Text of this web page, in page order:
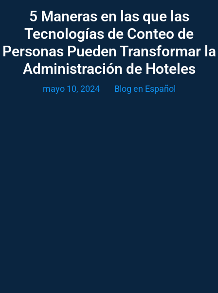
5 Maneras en las que las
Tecnologías de Conteo de
Personas Pueden Transformar la
Administración de Hoteles
mayo 10, 2024 Blog en Español